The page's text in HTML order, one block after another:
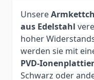
Unsere
aus Edelstahl
hoher
werden sie mit
PVD-
Schwarz oder